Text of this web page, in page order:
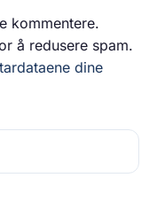
kommentere.
å redusere spam.
dine